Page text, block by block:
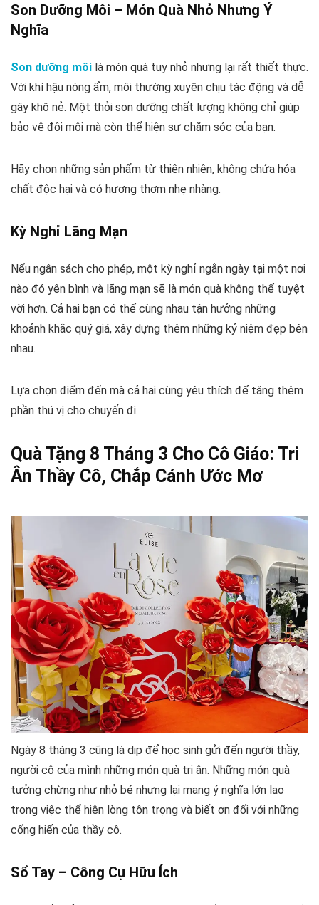
Son Dưỡng Môi – Món Quà Nhỏ Nhưng Ý
Nghĩa
Son dưỡng môi là món quà tuy nhỏ nhưng lại rất thiết thực.
Với khí hậu nóng ẩm, môi thường xuyên chịu tác động và dễ
gây khô nẻ. Một thỏi son dưỡng chất lượng không chỉ giúp
bảo vệ đôi môi mà còn thể hiện sự chăm sóc của bạn.
Hãy chọn những sản phẩm từ thiên nhiên, không chứa hóa
chất độc hại và có hương thơm nhẹ nhàng.
Kỳ Nghỉ Lãng Mạn
Nếu ngân sách cho phép, một kỳ nghỉ ngắn ngày tại một nơi
nào đó yên bình và lãng mạn sẽ là món quà không thể tuyệt
vời hơn. Cả hai bạn có thể cùng nhau tận hưởng những
khoảnh khắc quý giá, xây dựng thêm những kỷ niệm đẹp bên
nhau.
Lựa chọn điểm đến mà cả hai cùng yêu thích để tăng thêm
phần thú vị cho chuyến đi.
Quà Tặng 8 Tháng 3 Cho Cô Giáo: Tri
Ân Thầy Cô, Chắp Cánh Ước Mơ
Ngày 8 tháng 3 cũng là dịp để học sinh gửi đến người thầy,
người cô của mình những món quà tri ân. Những món quà
tưởng chừng như nhỏ bé nhưng lại mang ý nghĩa lớn lao
trong việc thể hiện lòng tôn trọng và biết ơn đối với những
cống hiến của thầy cô.
Sổ Tay – Công Cụ Hữu Ích